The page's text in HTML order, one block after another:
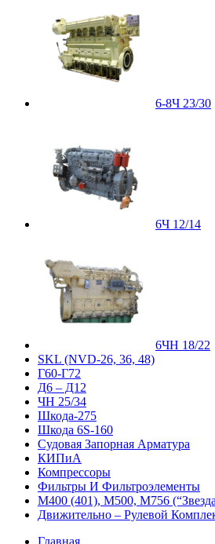
6-8Ч 23/30
6Ч 12/14
6ЧН 18/22
SKL (NVD-26, 36, 48)
Г60-Г72
Д6 – Д12
ЧН 25/34
Шкода-275
Шкода 6S-160
Судовая Запорная Арматура
КИПиА
Компрессоры
Фильтры И Фильтроэлементы
М400 (401), М500, М756
Движительно – Рулевой